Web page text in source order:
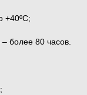
+40ºС;
более 80 часов.